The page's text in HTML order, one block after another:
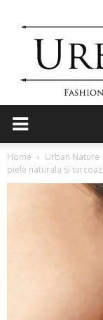
Home Urban Nature
piele naturala si turcoaz